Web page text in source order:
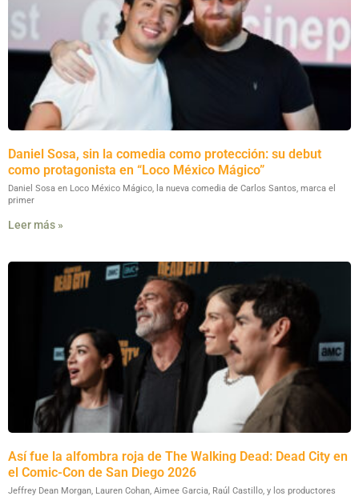
Daniel Sosa, sin la comedia como protección: su debut
como protagonista en “Loco México Mágico”
Daniel Sosa en Loco México Mágico, la nueva comedia de Carlos Santos, marca el
primer
Leer más »
Así fue la alfombra roja de The Walking Dead: Dead City en
el Comic-Con de San Diego 2026
Jeffrey Dean Morgan, Lauren Cohan, Aimee Garcia, Raúl Castillo, y los productores